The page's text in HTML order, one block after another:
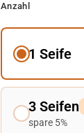
Anzahl
1 Seife
3 Seifen
spare 5%